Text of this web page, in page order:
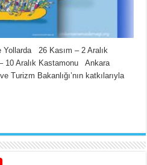
Yollarda 26 Kasım – 2 Aralık
Aralık Kastamonu Ankara
Turizm Bakanlığı’nın katkılarıyla